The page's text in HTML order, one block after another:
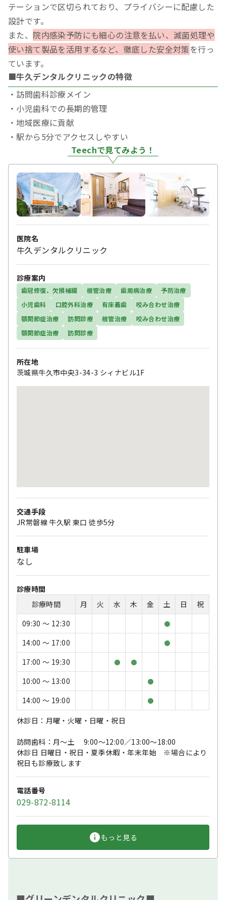
テーションで区切られており、プライバシーに配慮した
設計です。
また、 院内感染予防にも細心の注意を払い、滅菌処理や
使い捨て製品を活用するなど、徹底した安全対策を行っ
ています。
■牛久デンタルクリニックの特徴
・訪問歯科診療メイン
・小児歯科での長期的管理
・地域医療に貢献
・駅から5分でアクセスしやすい
Teechで見てみよう！
医院名
牛久デンタルクリニック
診療案内
歯冠修復、欠損補綴 根管治療 歯周病治療
予防治療
小児歯科
口腔外科治療 有床義歯
咬み合わせ治療
顎関節症治療
訪問診療 根管治療
咬み合わせ治療
顎関節症治療
訪問診療
所在地
茨城県牛久市中央3-34-3 シィナビル1F
交通手段
JR常磐線 牛久駅 東口 徒歩5分
駐車場
なし
診療時間
診療時間
月 火 水 木 金 土 日
祝
09:30 〜 12:30
●
14:00 〜 17:00 ●
17:00 〜 19:30 ● ●
10:00 〜 13:00 ●
14:00 〜 19:00 ●
休診日：月曜・火曜・日曜・祝日
訪問歯科：月～土 9:00～12:00／13:00～18:00
休診日 日曜日・祝日・夏季休暇・年末年始 ※場合により
祝日も診療致します
電話番号
029-872-8114
もっと見る